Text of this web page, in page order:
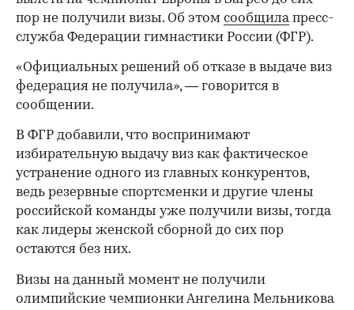
пор не получили визы. Об этом сообщилапресс-
служба Федерации гимнастики России (ФГР).
«Официальных решений об отказе в выдаче виз
федерация не получила», — говорится в
сообщении.
В ФГР добавили, что воспринимают
избирательную выдачу виз как фактическое
устранение одного из главных конкурентов,
ведь резервные спортсменки и другие члены
российской команды уже получили визы, тогда
как лидеры женской сборной до сих пор
остаются без них.
Визы на данный момент не получили
олимпийские чемпионки Ангелина Мельникова